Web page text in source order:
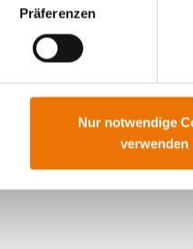
Präferenzen
Nur notwendige
verwenden
Immobilien. Im Rahmen der
STADT.RAUM.MENSCH
Forschung und Praxis das
Wege für die Zukunft des
Immobiliensektors“.
WEITERLESEN